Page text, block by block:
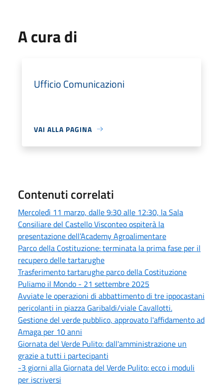
A cura di
Ufficio Comunicazioni
VAI ALLA PAGINA
Contenuti correlati
Mercoledì 11 marzo, dalle 9:30 alle 12:30, la Sala
Consiliare del Castello Visconteo ospiterà la
presentazione dell’Academy Agroalimentare
Parco della Costituzione: terminata la prima fase per il
recupero delle tartarughe
Trasferimento tartarughe parco della Costituzione
Puliamo il Mondo - 21 settembre 2025
Avviate le operazioni di abbattimento di tre ippocastani
pericolanti in piazza Garibaldi/viale Cavallotti.
Gestione del verde pubblico, approvato l'affidamento ad
Amaga per 10 anni
Giornata del Verde Pulito: dall'amministrazione un
grazie a tutti i partecipanti
-3 giorni alla Giornata del Verde Pulito: ecco i moduli
per iscriversi